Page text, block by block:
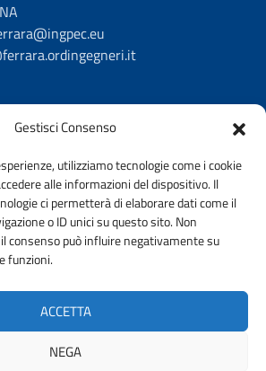
Gestisci Consenso
utilizziamo tecnologie come i cookie
alle informazioni del dispositivo. Il
ci permetterà di elaborare dati come il
o ID unici su questo sito. Non
consenso può influire negativamente su
funzioni.
ACCETTA
NEGA
PRIVACY POLICY URP